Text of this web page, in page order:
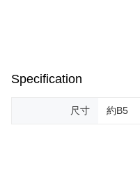
Specification
尺寸 約B5